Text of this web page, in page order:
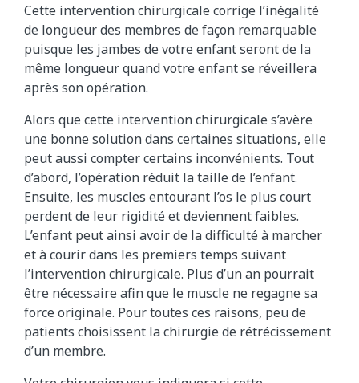
Cette intervention chirurgicale corrige l’inégalité
de longueur des membres de façon remarquable
puisque les jambes de votre enfant seront de la
même longueur quand votre enfant se réveillera
après son opération.
Alors que cette intervention chirurgicale s’avère
une bonne solution dans certaines situations, elle
peut aussi compter certains inconvénients. Tout
d’abord, l’opération réduit la taille de l’enfant.
Ensuite, les muscles entourant l’os le plus court
perdent de leur rigidité et deviennent faibles.
L’enfant peut ainsi avoir de la difficulté à marcher
et à courir dans les premiers temps suivant
l’intervention chirurgicale. Plus d’un an pourrait
être nécessaire afin que le muscle ne regagne sa
force originale. Pour toutes ces raisons, peu de
patients choisissent la chirurgie de rétrécissement
d’un membre.